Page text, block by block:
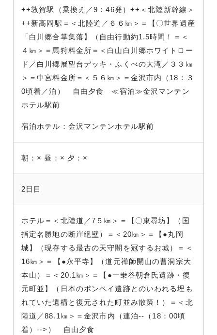
++敦賀駅（乗換え／9：46発）++＜北陸新幹線 ＞
++新高岡駅 ＝＜北陸道／６６㎞ ＞＝【〇世界遺産
「白川郷合掌集落】（自由行動約1.5時間！
＝＜
４㎞＞＝馬狩料金所＝＜白山白川郷ホワイトロー
ド／白川郷展望台デッキ・ふくべの大滝／３３㎞
＞＝中宮料金所＝＜５６㎞＞＝金沢市内（18：３
0頃着／泊） 自由夕食 ≪宿泊≫金沢マンテン
ホテル駅前
宿泊ホテル：金沢マンテンホテル駅前
朝：× 昼：× 夕：×
2日目
ホテル ＝＜北陸道／7５㎞ ＞＝【〇東尋坊】（国
指定名勝地の断崖絶壁）＝＜20㎞＞＝【●丸岡
城】（現存する最古の天守閣を冠するお城）＝＜
16㎞＞＝【●永平寺】（道元禅師開山の曹洞宗大
本山 ）＝＜20.1㎞＞＝【●一乗谷朝倉氏遺跡・復
元町並】（日本のポンペイ遺跡とのいわれる埋も
れていた遺構と復元された町並み散策！ ）＝＜北
陸道／88.1㎞ ＞＝金沢市内（連泊--（18：00頃
着）-->） 自由夕食